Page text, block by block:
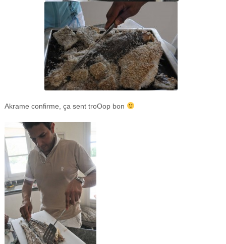
Akrame confirme, ça sent troOop bon